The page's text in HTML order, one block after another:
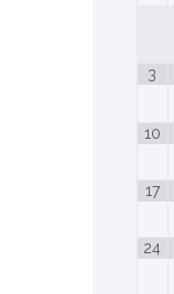
3
10
17
24